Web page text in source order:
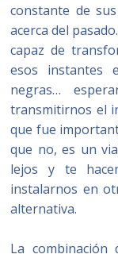
constante de
acerca del
capaz de
esos instantes
negras…
transmitirnos el
que fue
que no, es un
lejos y te
instalarnos en
alternativa.
La